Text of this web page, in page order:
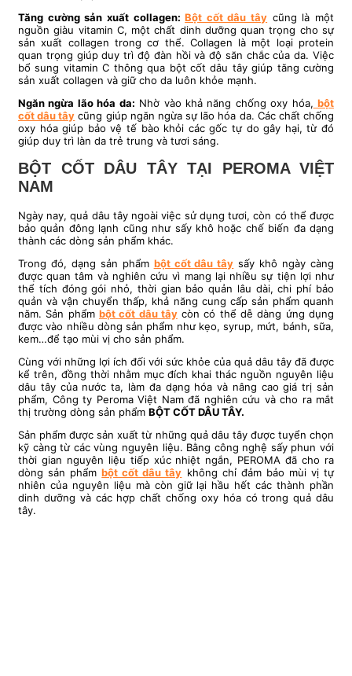
Tăng cường sản xuất collagen:Bột cốt dâu tây cũng là một
nguồn giàu vitamin C, một chất dinh dưỡng quan trọng cho sự
sản xuất collagen trong cơ thể. Collagen là một loại protein
quan trọng giúp duy trì độ đàn hồi và độ săn chắc của da. Việc
bổ sung vitamin C thông qua bột cốt dâu tây giúp tăng cường
sản xuất collagen và giữ cho da luôn khỏe mạnh.
Ngăn ngừa lão hóa da: Nhờ vào khả năng chống oxy hóa, bột
cốt dâu tây cũng giúp ngăn ngừa sự lão hóa da. Các chất chống
oxy hóa giúp bảo vệ tế bào khỏi các gốc tự do gây hại, từ đó
giúp duy trì làn da trẻ trung và tươi sáng.
BỘT CỐT DÂU TÂY TẠI PEROMA VIỆT
NAM
Ngày nay, quả dâu tây ngoài việc sử dụng tươi, còn có thể được
bảo quản đông lạnh cũng như sấy khô hoặc chế biến đa dạng
thành các dòng sản phẩm khác.
Trong đó, dạng sản phẩm bột cốt dâu tây sấy khô ngày càng
được quan tâm và nghiên cứu vì mang lại nhiều sự tiện lợi như
thể tích đóng gói nhỏ, thời gian bảo quản lâu dài, chi phí bảo
quản và vận chuyển thấp, khả năng cung cấp sản phẩm quanh
năm. Sản phẩm bột cốt dâu tâycòn có thể dễ dàng ứng dụng
được vào nhiều dòng sản phẩm như kẹo, syrup, mứt, bánh, sữa,
kem…để tạo mùi vị cho sản phẩm.
Cùng với những lợi ích đối với sức khỏe của quả dâu tây đã được
kể trên, đồng thời nhằm mục đích khai thác nguồn nguyên liệu
dâu tây của nước ta, làm đa dạng hóa và nâng cao giá trị sản
phẩm, Công ty Peroma Việt Nam đã nghiên cứu và cho ra mắt
thị trường dòng sản phẩm BỘT CỐT DÂU TÂY.
Sản phẩm được sản xuất từ những quả dâu tây được tuyển chọn
kỹ càng từ các vùng nguyên liệu. Bằng công nghệ sấy phun với
thời gian nguyên liệu tiếp xúc nhiệt ngắn, PEROMA đã cho ra
dòng sản phẩmbột cốt dâu tây không chỉ đảm bảo mùi vị tự
nhiên của nguyên liệu mà còn giữ lại hầu hết các thành phần
dinh dưỡng và các hợp chất chống oxy hóa có trong quả dâu
tây.